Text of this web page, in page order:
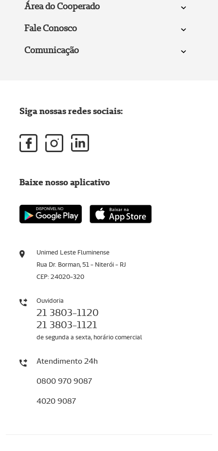
Área do Cooperado
Fale Conosco
Comunicação
Unimed Leste Fluminense
Rua Dr. Borman, 51 - Niterói - RJ
CEP: 24020-320
Ouvidoria
21 3803-1120
21 3803-1121
de segunda a sexta, horário comercial
Atendimento 24h
0800 970 9087
4020 9087
Siga nossas redes sociais:
Baixe nosso aplicativo